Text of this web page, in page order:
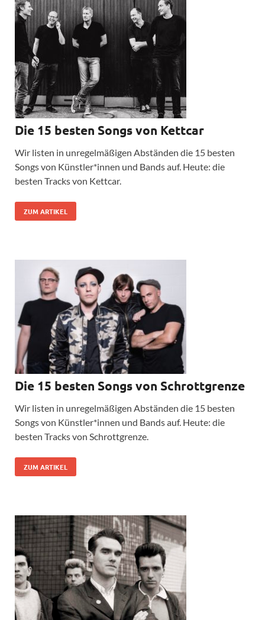
Die 15 besten Songs von Kettcar
Wir listen in unregelmäßigen Abständen die 15 besten
Songs von Künstler*innen und Bands auf. Heute: die
besten Tracks von Kettcar.
ZUM ARTIKEL
Die 15 besten Songs von Schrottgrenze
Wir listen in unregelmäßigen Abständen die 15 besten
Songs von Künstler*innen und Bands auf. Heute: die
besten Tracks von Schrottgrenze.
ZUM ARTIKEL